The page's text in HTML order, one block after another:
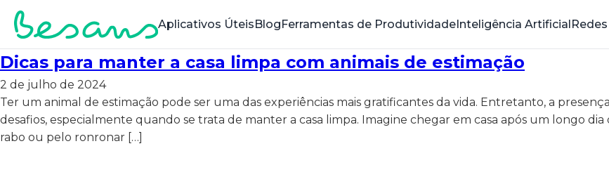
Aplicativos ÚteisBlogFerramentas de ProdutividadeInteligência Artificial
Dicas para manter a casa limpa com animais de estimação
2 de julho de 2024
Ter um animal de estimação pode ser uma das experiências mais gratificantes da vida. Entretanto, a
desafios, especialmente quando se trata de manter a casa limpa. Imagine chegar em casa após um longo
rabo ou pelo ronronar […]